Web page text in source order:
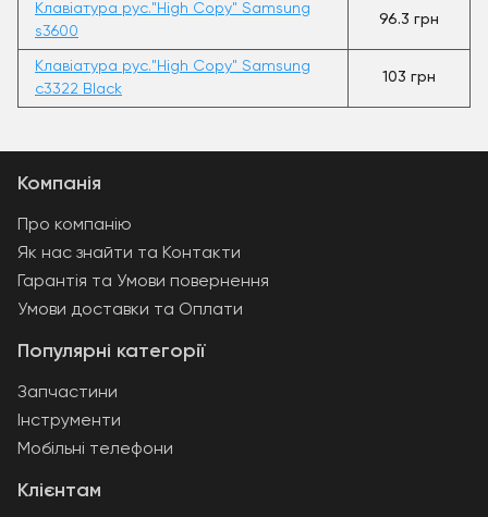
Клавіатура рус."High Copy" Samsung
s3600
96.3 грн
Клавіатура рус."High Copy" Samsung
c3322 Black
103 грн
Клієнтам
Популярні категорії
Запчастини
Інструменти
Мобільні телефони
Компанія
Про компанію
Як нас знайти та Контакти
Гарантія та Умови повернення
Умови доставки та Оплати